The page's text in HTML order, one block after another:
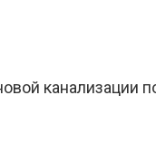
канализации